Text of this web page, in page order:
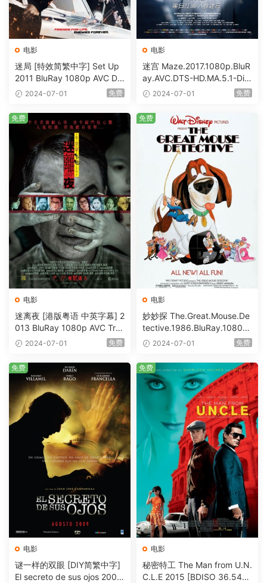
电影
迷局 [特效简繁中字] Set Up
2011 BluRay 1080p AVC DT
S-HD MA5.1-shhaclm@CHD
2024-07-01 免费
电影
迷宫 Maze.2017.1080p.BluR
ay.AVC.DTS-HD.MA.5.1-DiY
@HDHome [BDISO 19.7GB]
2024-07-01 免费
电影
迷离夜 [港版粤语 中英字幕] 2
013 BluRay 1080p AVC Tru
eHD5.1 [BDISO 22.64GB]
2024-07-01 免费
免费
电影
妙妙探 The.Great.Mouse.De
tective.1986.BluRay.1080p.
AVC.DTS-HD.MA.5.1-HDHo
2024-07-01 免费
免费
电影
谜一样的双眼 [DIY简繁中字]
El secreto de sus ojos 2009
免费
电影
秘密特工 The Man from U.N.
C.L.E 2015 [BDISO 36.54G
免费